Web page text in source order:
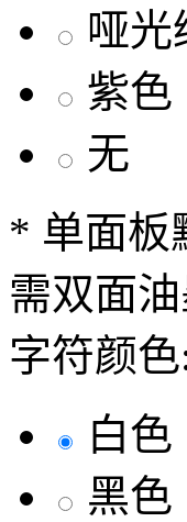
哑光
紫色
无
* 单面板
需双面油
字符颜色
白色
黑色